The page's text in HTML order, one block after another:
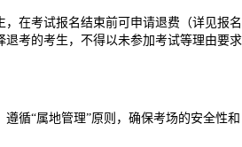
在考试报名结束前可申请退费（详见报名
退考的考生，不得以未参加考试等理由要求
循“属地管理”原则，确保考场的安全性和